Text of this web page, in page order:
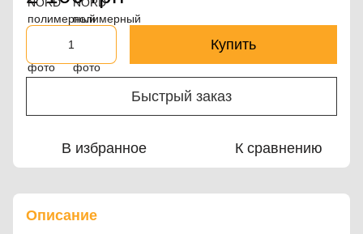
Купить
Быстрый заказ
В избранное К сравнению
Описание